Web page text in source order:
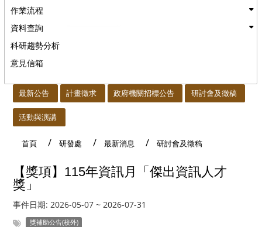
作業流程
資料查詢
科研趨勢分析
意見信箱
最新公告 計畫徵求 政府機關招標公告 研討會及徵稿
活動與演講
首頁 研發處 最新消息 研討會及徵稿
【獎項】115年資訊月「傑出資訊人才
獎」
事件日期: 2026-05-07 ~ 2026-07-31
獎補助公告(校外)